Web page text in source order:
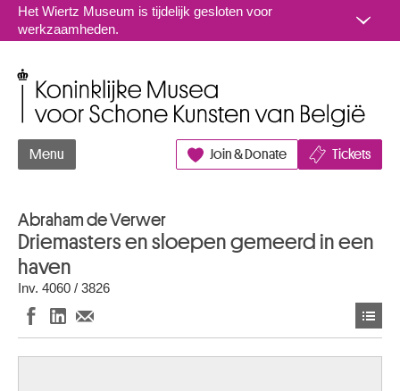
Naar inhoud
Het Wiertz Museum is tijdelijk gesloten voor
werkzaamheden.
Menu Join & Donate Tickets
Abraham de Verwer
Driemasters en sloepen gemeerd in een
haven
Inv. 4060 / 3826